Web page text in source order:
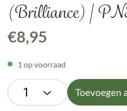
(Brilliance) |
€8,95
1 op voorraad
Toevoegen